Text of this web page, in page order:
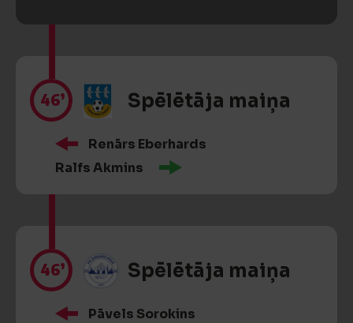
46’ Spēlētāja maiņa
Renārs Eberhards
Ralfs Akmins
46’ Spēlētāja maiņa
Pāvels Sorokins